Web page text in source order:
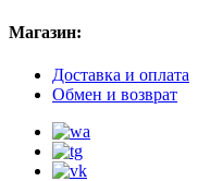
Магазин:
Доставка и оплата
Обмен и возврат